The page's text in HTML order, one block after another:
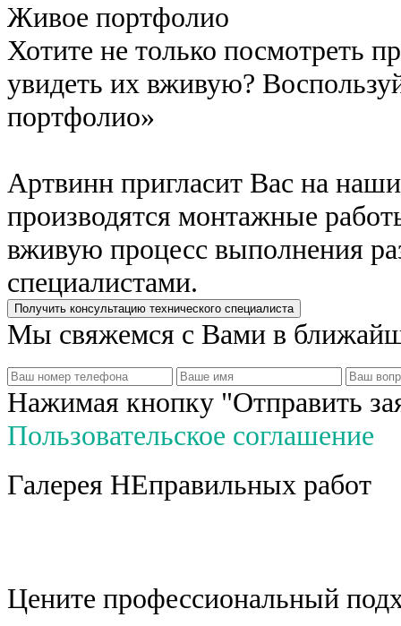
Живое портфолио
Хотите не только посмотреть
увидеть их вживую?
портфолио»
Артвинн пригласит Вас на
производятся монтажные
вживую процесс выполнения
специалистами.
Мы свяжемся с Вами в
Нажимая кнопку "Отправить
Пользовательское соглашение
Галерея НЕправильных работ
Цените профессиональный